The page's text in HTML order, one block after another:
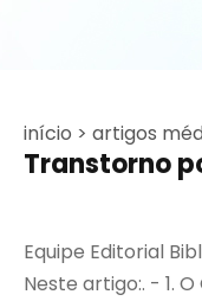
início > artigos
Transtorno
Equipe Editorial
Neste artigo:. - 1. O